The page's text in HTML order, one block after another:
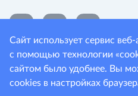
Сайт использует сервис
с помощью технологии
сайтом было удобнее. Вы
cookies в настройках